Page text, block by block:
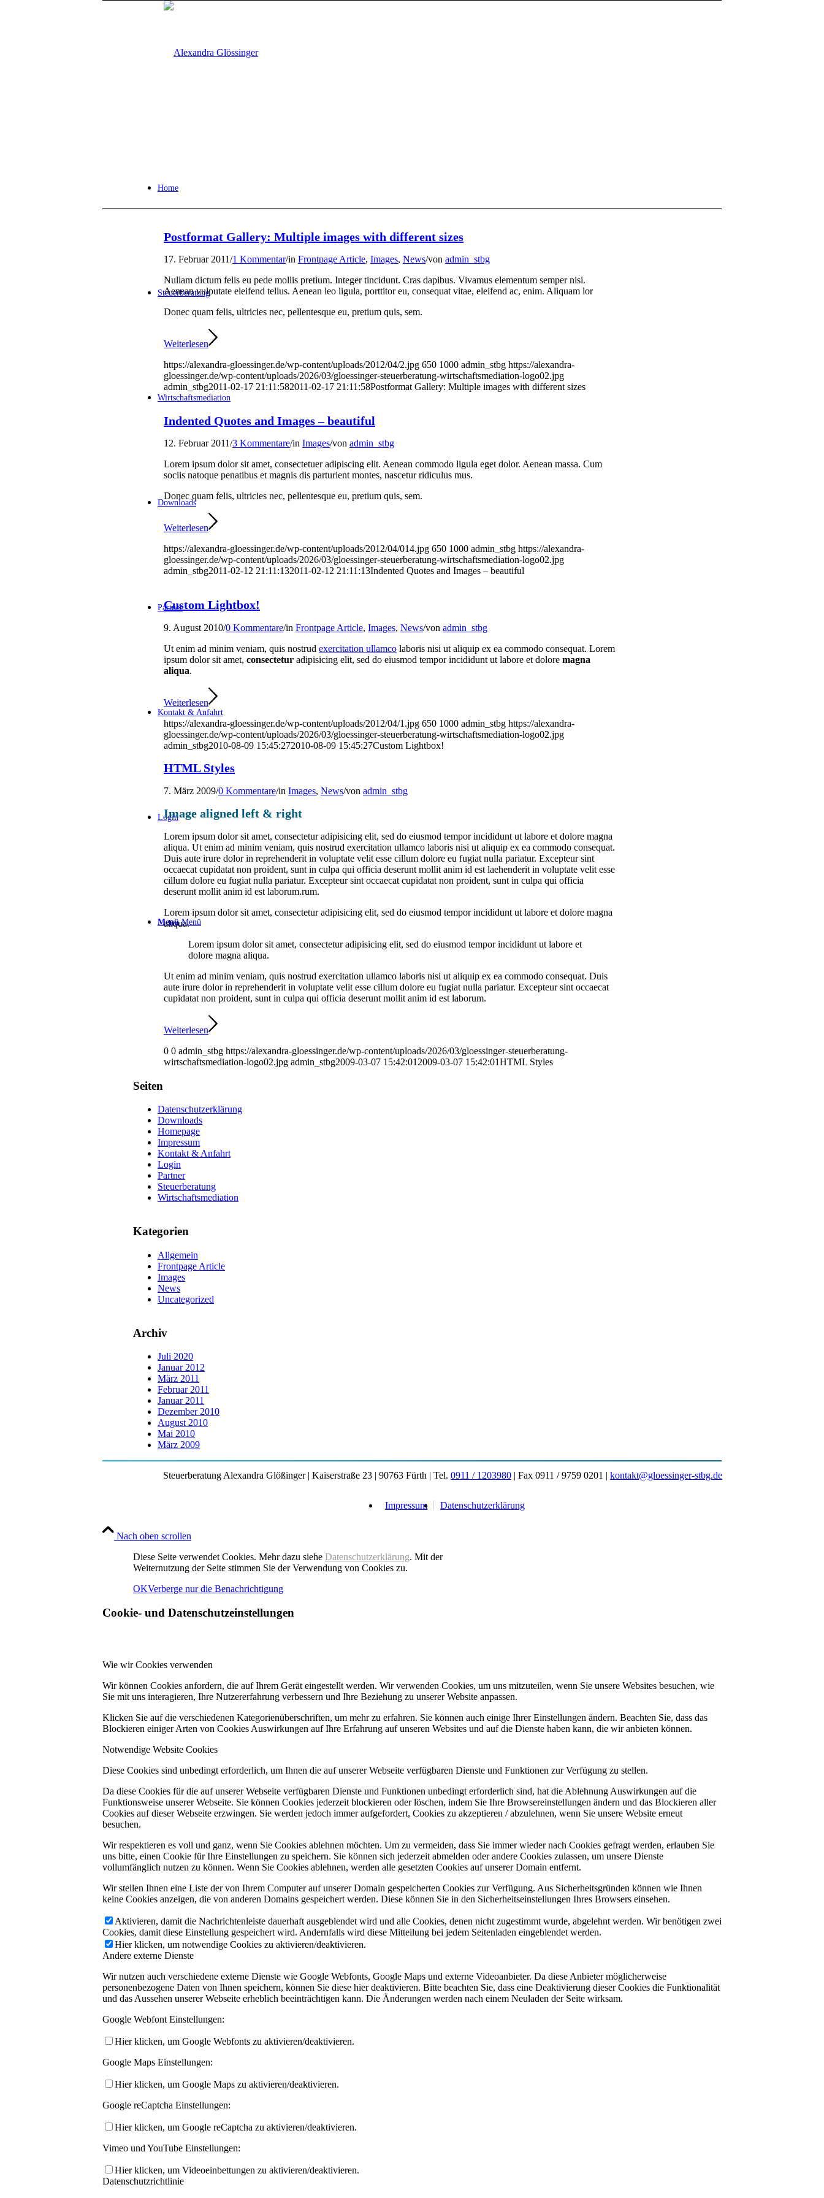
Home
Steuerberatung
Wirtschaftsmediation
Downloads
Partner
Kontakt & Anfahrt
Login
Menü Menü
Postformat Gallery: Multiple images with different sizes
17. Februar 2011/1 Kommentar/in Frontpage Article, Images, News/von admin_stbg
Nullam dictum felis eu pede mollis pretium. Integer tincidunt. Cras dapibus. Vivamus elementum semper nisi.
Aenean vulputate eleifend tellus. Aenean leo ligula, porttitor eu, consequat vitae, eleifend ac, enim. Aliquam lor
Donec quam felis, ultricies nec, pellentesque eu, pretium quis, sem.
Weiterlesen
https://alexandra-gloessinger.de/wp-content/uploads/2012/04/2.jpg 650 1000 admin_stbg https://alexandra-
gloessinger.de/wp-content/uploads/2026/03/gloessinger-steuerberatung-wirtschaftsmediation-logo02.jpg
admin_stbg2011-02-17 21:11:582011-02-17 21:11:58Postformat Gallery: Multiple images with different sizes
Indented Quotes and Images – beautiful
12. Februar 2011/3 Kommentare/in Images/von admin_stbg
Lorem ipsum dolor sit amet, consectetuer adipiscing elit. Aenean commodo ligula eget dolor. Aenean massa. Cum
sociis natoque penatibus et magnis dis parturient montes, nascetur ridiculus mus.
Donec quam felis, ultricies nec, pellentesque eu, pretium quis, sem.
Weiterlesen
https://alexandra-gloessinger.de/wp-content/uploads/2012/04/014.jpg 650 1000 admin_stbg https://alexandra-
gloessinger.de/wp-content/uploads/2026/03/gloessinger-steuerberatung-wirtschaftsmediation-logo02.jpg
admin_stbg2011-02-12 21:11:132011-02-12 21:11:13Indented Quotes and Images – beautiful
Custom Lightbox!
9. August 2010/0 Kommentare/in Frontpage Article, Images, News/von admin_stbg
Ut enim ad minim veniam, quis nostrud exercitation ullamco laboris nisi ut aliquip ex ea commodo consequat. Lorem
ipsum dolor sit amet, consectetur adipisicing elit, sed do eiusmod tempor incididunt ut labore et dolore magna
aliqua.
Weiterlesen
https://alexandra-gloessinger.de/wp-content/uploads/2012/04/1.jpg 650 1000 admin_stbg https://alexandra-
gloessinger.de/wp-content/uploads/2026/03/gloessinger-steuerberatung-wirtschaftsmediation-logo02.jpg
admin_stbg2010-08-09 15:45:272010-08-09 15:45:27Custom Lightbox!
HTML Styles
7. März 2009/0 Kommentare/in Images, News/von admin_stbg
Image aligned left & right
Lorem ipsum dolor sit amet, consectetur adipisicing elit, sed do eiusmod tempor incididunt ut labore et dolore magna
aliqua. Ut enim ad minim veniam, quis nostrud exercitation ullamco laboris nisi ut aliquip ex ea commodo consequat.
Duis aute irure dolor in reprehenderit in voluptate velit esse cillum dolore eu fugiat nulla pariatur. Excepteur sint
occaecat cupidatat non proident, sunt in culpa qui officia deserunt mollit anim id est laehenderit in voluptate velit esse
cillum dolore eu fugiat nulla pariatur. Excepteur sint occaecat cupidatat non proident, sunt in culpa qui officia
deserunt mollit anim id est laborum.rum.
Lorem ipsum dolor sit amet, consectetur adipisicing elit, sed do eiusmod tempor incididunt ut labore et dolore magna
aliqua.
Lorem ipsum dolor sit amet, consectetur adipisicing elit, sed do eiusmod tempor incididunt ut labore et
dolore magna aliqua.
Ut enim ad minim veniam, quis nostrud exercitation ullamco laboris nisi ut aliquip ex ea commodo consequat. Duis
aute irure dolor in reprehenderit in voluptate velit esse cillum dolore eu fugiat nulla pariatur. Excepteur sint occaecat
cupidatat non proident, sunt in culpa qui officia deserunt mollit anim id est laborum.
Weiterlesen
0 0 admin_stbg https://alexandra-gloessinger.de/wp-content/uploads/2026/03/gloessinger-steuerberatung-
wirtschaftsmediation-logo02.jpg admin_stbg2009-03-07 15:42:01 2009-03-07 15:42:01HTML Styles
Seiten
Datenschutzerklärung
Downloads
Homepage
Impressum
Kontakt & Anfahrt
Login
Partner
Steuerberatung
Wirtschaftsmediation
Kategorien
Allgemein
Frontpage Article
Images
News
Uncategorized
Archiv
Juli 2020
Januar 2012
März 2011
Februar 2011
Januar 2011
Dezember 2010
August 2010
Mai 2010
März 2009
Steuerberatung Alexandra Glößinger | Kaiserstraße 23 | 90763 Fürth | Tel. 0911 / 1203980 | Fax 0911 / 9759 0201 | kontakt@gloessinger-stbg.de
Impressum Datenschutzerklärung
Nach oben scrollen
Diese Seite verwendet Cookies. Mehr dazu siehe Datenschutzerklärung. Mit der
Weiternutzung der Seite stimmen Sie der Verwendung von Cookies zu.
OKVerberge nur die Benachrichtigung
Cookie- und Datenschutzeinstellungen
Wie wir Cookies verwenden
Wir können Cookies anfordern, die auf Ihrem Gerät eingestellt werden. Wir verwenden Cookies, um uns mitzuteilen, wenn Sie unsere Websites besuchen, wie
Sie mit uns interagieren, Ihre Nutzererfahrung verbessern und Ihre Beziehung zu unserer Website anpassen.
Klicken Sie auf die verschiedenen Kategorienüberschriften, um mehr zu erfahren. Sie können auch einige Ihrer Einstellungen ändern. Beachten Sie, dass das
Blockieren einiger Arten von Cookies Auswirkungen auf Ihre Erfahrung auf unseren Websites und auf die Dienste haben kann, die wir anbieten können.
Notwendige Website Cookies
Diese Cookies sind unbedingt erforderlich, um Ihnen die auf unserer Webseite verfügbaren Dienste und Funktionen zur Verfügung zu stellen.
Da diese Cookies für die auf unserer Webseite verfügbaren Dienste und Funktionen unbedingt erforderlich sind, hat die Ablehnung Auswirkungen auf die
Funktionsweise unserer Webseite. Sie können Cookies jederzeit blockieren oder löschen, indem Sie Ihre Browsereinstellungen ändern und das Blockieren aller
Cookies auf dieser Webseite erzwingen. Sie werden jedoch immer aufgefordert, Cookies zu akzeptieren / abzulehnen, wenn Sie unsere Website erneut
besuchen.
Wir respektieren es voll und ganz, wenn Sie Cookies ablehnen möchten. Um zu vermeiden, dass Sie immer wieder nach Cookies gefragt werden, erlauben Sie
uns bitte, einen Cookie für Ihre Einstellungen zu speichern. Sie können sich jederzeit abmelden oder andere Cookies zulassen, um unsere Dienste
vollumfänglich nutzen zu können. Wenn Sie Cookies ablehnen, werden alle gesetzten Cookies auf unserer Domain entfernt.
Wir stellen Ihnen eine Liste der von Ihrem Computer auf unserer Domain gespeicherten Cookies zur Verfügung. Aus Sicherheitsgründen können wie Ihnen
keine Cookies anzeigen, die von anderen Domains gespeichert werden. Diese können Sie in den Sicherheitseinstellungen Ihres Browsers einsehen.
Aktivieren, damit die Nachrichtenleiste dauerhaft ausgeblendet wird und alle Cookies, denen nicht zugestimmt wurde, abgelehnt werden. Wir benötigen zwei
Cookies, damit diese Einstellung gespeichert wird. Andernfalls wird diese Mitteilung bei jedem Seitenladen eingeblendet werden.
Hier klicken, um notwendige Cookies zu aktivieren/deaktivieren.
Andere externe Dienste
Wir nutzen auch verschiedene externe Dienste wie Google Webfonts, Google Maps und externe Videoanbieter. Da diese Anbieter möglicherweise
personenbezogene Daten von Ihnen speichern, können Sie diese hier deaktivieren. Bitte beachten Sie, dass eine Deaktivierung dieser Cookies die Funktionalität
und das Aussehen unserer Webseite erheblich beeinträchtigen kann. Die Änderungen werden nach einem Neuladen der Seite wirksam.
Google Webfont Einstellungen:
Hier klicken, um Google Webfonts zu aktivieren/deaktivieren.
Google Maps Einstellungen:
Hier klicken, um Google Maps zu aktivieren/deaktivieren.
Google reCaptcha Einstellungen:
Hier klicken, um Google reCaptcha zu aktivieren/deaktivieren.
Vimeo und YouTube Einstellungen:
Hier klicken, um Videoeinbettungen zu aktivieren/deaktivieren.
Datenschutzrichtlinie